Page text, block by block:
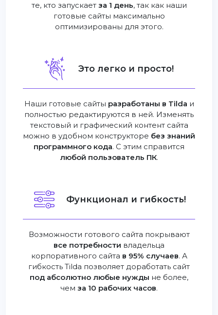
те, кто запускает за 1 день, так как наши
готовые сайты максимально
оптимизированы для этого.
Это легко и просто!
Наши готовые сайты разработаны в Tilda и
полностью редактируются в ней. Изменять
текстовый и графический контент сайта
можно в удобном конструкторе без знаний
программного кода. С этим справится
любой пользователь ПК.
Функционал и гибкость!
Возможности готового сайта покрывают
все потребности владельца
корпоративного сайта в 95% случаев. А
гибкость Tilda позволяет доработать сайт
под абсолютно любые нужды не более,
чем за 10 рабочих часов.